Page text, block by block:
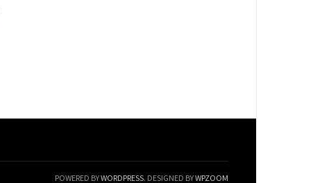
POWERED BYWORDPRESS. DESIGNED BYWPZOOM